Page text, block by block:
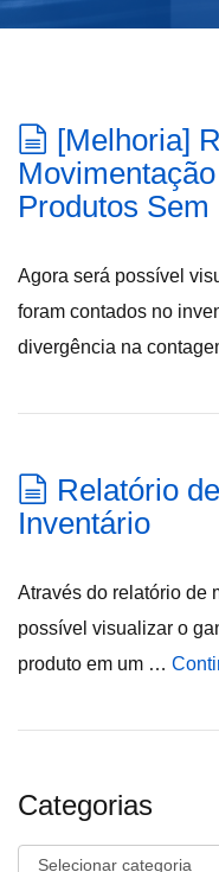
[Melhoria]
Produtos
Agora será possível
foram contados no
divergência na
Relatório
Inventário
Através do relatório de
possível visualizar o
produto em um …
Categorias
Categorias